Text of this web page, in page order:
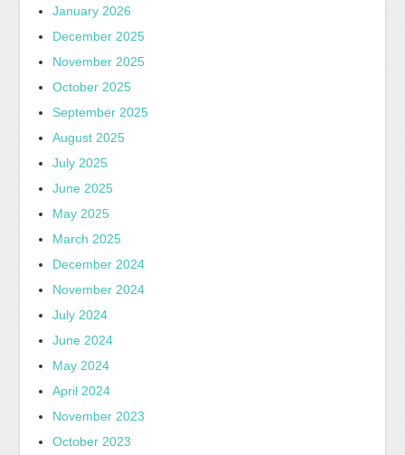
January 2026
December 2025
November 2025
October 2025
September 2025
August 2025
July 2025
June 2025
May 2025
March 2025
December 2024
November 2024
July 2024
June 2024
May 2024
April 2024
November 2023
October 2023